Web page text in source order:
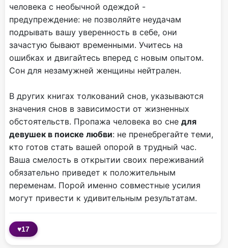
человека с необычной одеждой -
предупреждение: не позволяйте неудачам
подрывать вашу уверенность в себе, они
зачастую бывают временными. Учитесь на
ошибках и двигайтесь вперед с новым опытом.
Сон для незамужней женщины нейтрален.
В других книгах толкований снов, указываются
значения снов в зависимости от жизненных
обстоятельств. Пропажа человека во сне для
девушек в поиске любви: не пренебрегайте теми,
кто готов стать вашей опорой в трудный час.
Ваша смелость в открытии своих переживаний
обязательно приведет к положительным
переменам. Порой именно совместные усилия
могут привести к удивительным результатам.
♥17